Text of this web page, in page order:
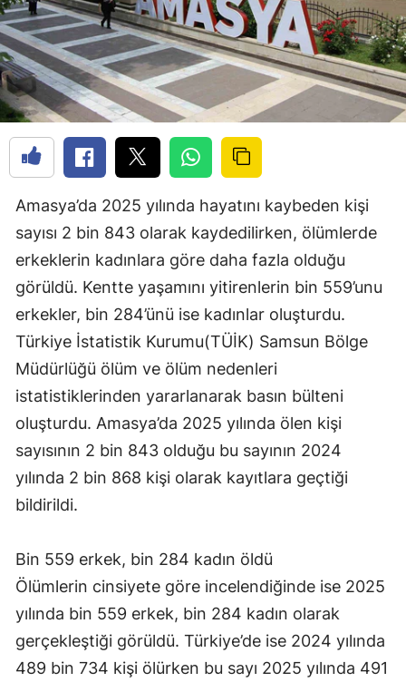
Amasya’da 2025 yılında hayatını kaybeden kişi
sayısı 2 bin 843 olarak kaydedilirken, ölümlerde
erkeklerin kadınlara göre daha fazla olduğu
görüldü. Kentte yaşamını yitirenlerin bin 559’unu
erkekler, bin 284’ünü ise kadınlar oluşturdu.
Türkiye İstatistik Kurumu(TÜİK) Samsun Bölge
Müdürlüğü ölüm ve ölüm nedenleri
istatistiklerinden yararlanarak basın bülteni
oluşturdu. Amasya’da 2025 yılında ölen kişi
sayısının 2 bin 843 olduğu bu sayının 2024
yılında 2 bin 868 kişi olarak kayıtlara geçtiği
bildirildi.
Bin 559 erkek, bin 284 kadın öldü
Ölümlerin cinsiyete göre incelendiğinde ise 2025
yılında bin 559 erkek, bin 284 kadın olarak
gerçekleştiği görüldü. Türkiye’de ise 2024 yılında
489 bin 734 kişi ölürken bu sayı 2025 yılında 491